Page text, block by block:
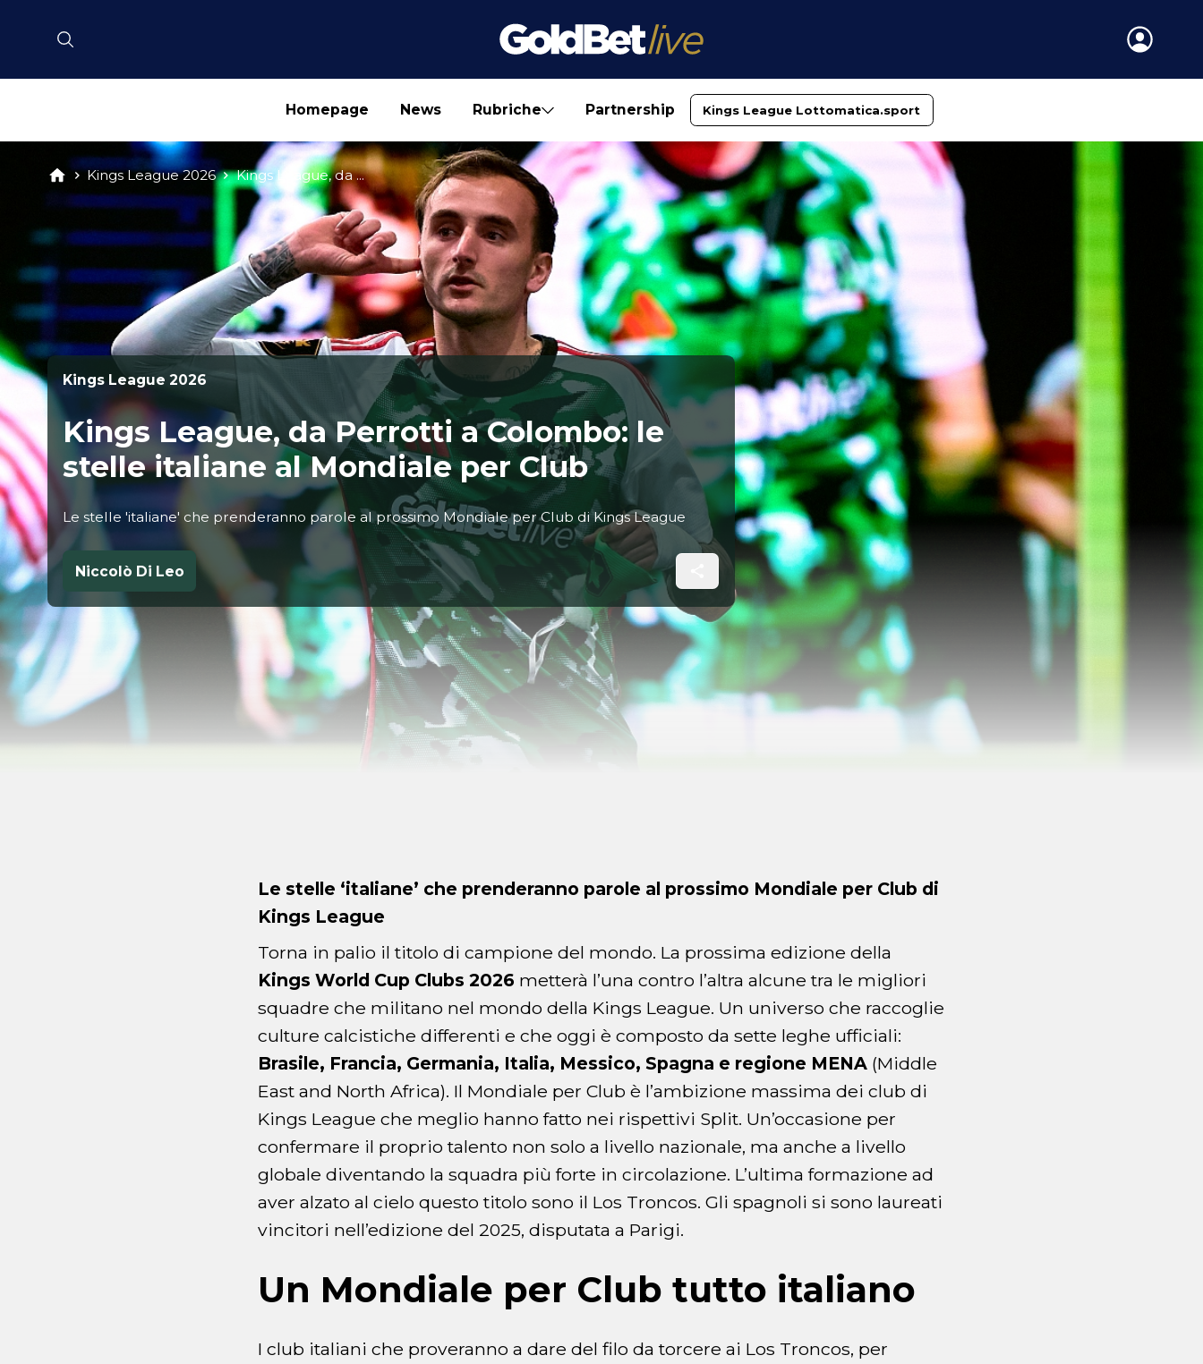
Homepage News Rubriche Partnership Kings League Lottomatica.sport
Kings League 2026 Kings League, da ...
Kings League 2026
Kings League, da Perrotti a Colombo: le
stelle italiane al Mondiale per Club
Le stelle 'italiane' che prenderanno parole al prossimo Mondiale per Club di Kings League
Niccolò Di Leo
Le stelle ‘italiane’ che prenderanno parole al prossimo Mondiale per Club di
Kings League
Torna in palio il titolo di campione del mondo. La prossima edizione della
Kings World Cup Clubs 2026 metterà l’una contro l’altra alcune tra le migliori
squadre che militano nel mondo della Kings League. Un universo che raccoglie
culture calcistiche differenti e che oggi è composto da sette leghe ufficiali:
Brasile, Francia, Germania, Italia, Messico, Spagna e regione MENA (Middle
East and North Africa). Il Mondiale per Club è l’ambizione massima dei club di
Kings League che meglio hanno fatto nei rispettivi Split. Un’occasione per
confermare il proprio talento non solo a livello nazionale, ma anche a livello
globale diventando la squadra più forte in circolazione. L’ultima formazione ad
aver alzato al cielo questo titolo sono il Los Troncos. Gli spagnoli si sono laureati
vincitori nell’edizione del 2025, disputata a Parigi.
Un Mondiale per Club tutto italiano
I club italiani che proveranno a dare del filo da torcere ai Los Troncos, per